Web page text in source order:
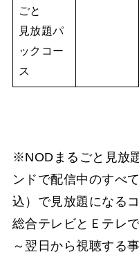
ごと
見放題パ
ックコー
ス
※NODまるごと見放
ンドで配信中のすべ
込）で見放題になる
総合テレビとＥテレ
～翌日から視聴する